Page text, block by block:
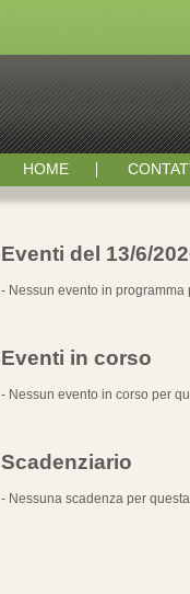
HOME
Eventi del 13/6/
- Nessun evento in programma
Eventi in corso
- Nessun evento in corso per
Scadenziario
- Nessuna scadenza per